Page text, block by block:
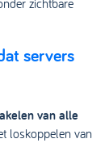
zichtbare
servers
van alle
loskoppelen van